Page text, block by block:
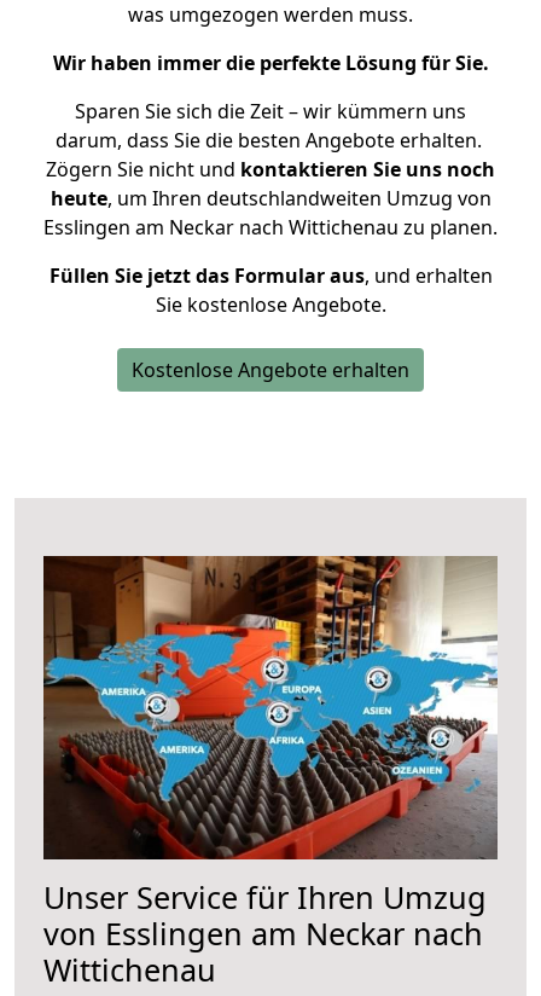
was umgezogen werden muss.
Wir haben immer die perfekte Lösung für Sie.
Sparen Sie sich die Zeit – wir kümmern uns
darum, dass Sie die besten Angebote erhalten.
Zögern Sie nicht und kontaktieren Sie uns noch
heute, um Ihren deutschlandweiten Umzug von
Esslingen am Neckar nach Wittichenau zu planen.
Füllen Sie jetzt das Formular aus, und erhalten
Sie kostenlose Angebote.
Kostenlose Angebote erhalten
Unser Service für Ihren Umzug
von Esslingen am Neckar nach
Wittichenau